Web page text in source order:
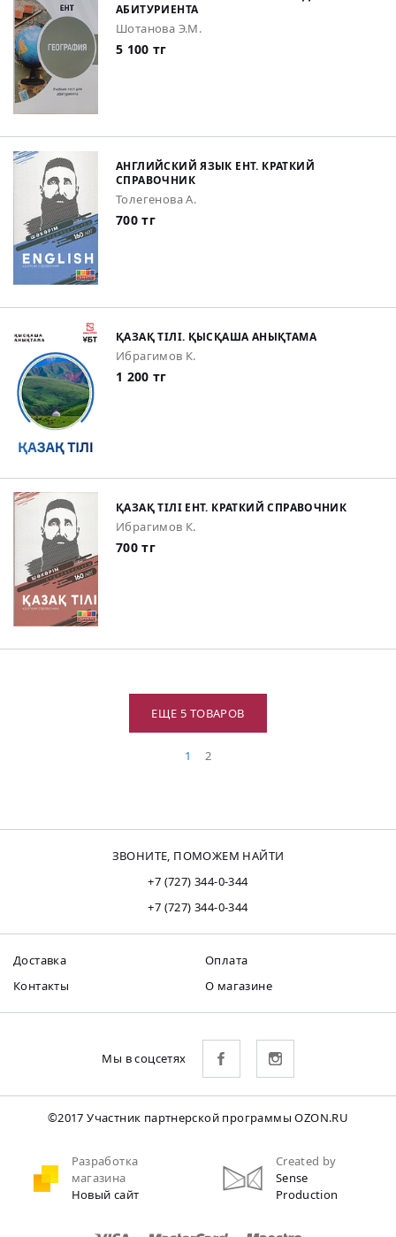
АБИТУРИЕНТА
Шотанова Э.М.
5 100 тг
АНГЛИЙСКИЙ ЯЗЫК ЕНТ. КРАТКИЙ
СПРАВОЧНИК
Толегенова А.
700 тг
ҚАЗАҚ ТІЛІ. ҚЫСҚАША АНЫҚТАМА
Ибрагимов К.
1 200 тг
ҚАЗАҚ ТІЛІ ЕНТ. КРАТКИЙ СПРАВОЧНИК
Ибрагимов К.
700 тг
ЕЩЕ 5 ТОВАРОВ
1 2
ЗВОНИТЕ, ПОМОЖЕМ НАЙТИ
+7 (727) 344-0-344
+7 (727) 344-0-344
Доставка
Оплата
Контакты
О магазине
Мы в соцсетях
©2017 Участник партнерской программы OZON.RU
Разработка
магазина
Новый сайт
Created by
Sense
Production